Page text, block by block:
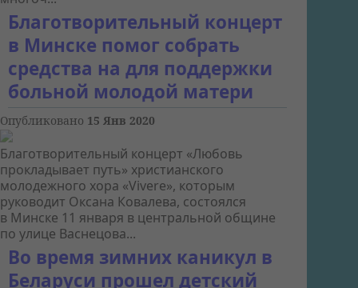
Благотворительный концерт
в Минске помог собрать
средства на для поддержки
больной молодой матери
Опубликовано 15 Янв 2020
Благотворительный концерт «Любовь
прокладывает путь» христианского
молодежного хора «Vivere», которым
руководит Оксана Ковалева, состоялся
в Минске 11 января в центральной общине
по улице Васнецова...
Во время зимних каникул в
Беларуси прошел детский